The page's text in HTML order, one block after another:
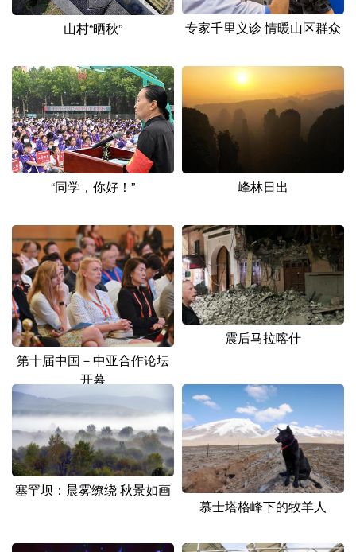
多语种频道
English Español Français عربى
Русский язык 日本語 한국어
Deutsch Português
山村“晒秋” 专家千里义诊 情暖山区群众
“同学，你好！” 峰林日出
第十届中国－中亚合作论坛
开幕
震后马拉喀什
塞罕坝：晨雾缭绕 秋景如画
慕士塔格峰下的牧羊人